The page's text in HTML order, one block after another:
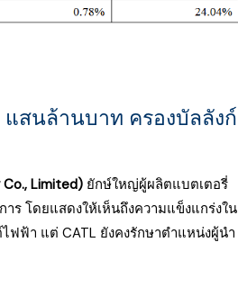
แสนล้านบาท ครองบัลลังก์
Limited) ยักษ์ใหญ่ผู้ผลิตแบตเตอรี่
ร โดยแสดงให้เห็นถึงความแข็งแกร่งใน
ฟฟ้า แต่ CATL ยังคงรักษาตำแหน่งผู้นำ